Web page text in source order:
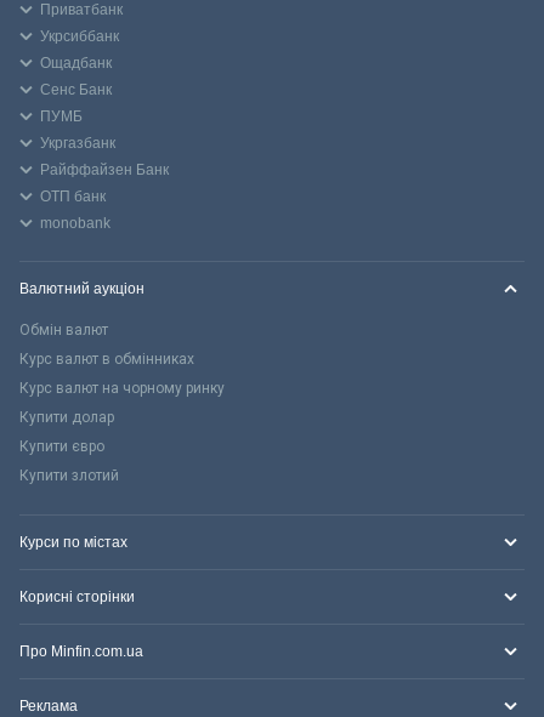
Приватбанк
Укрсиббанк
Ощадбанк
Сенс Банк
ПУМБ
Укргазбанк
Райффайзен Банк
ОТП банк
monobank
Валютний аукціон
Обмін валют
Курс валют в обмінниках
Курс валют на чорному ринку
Купити долар
Купити євро
Купити злотий
Курси по містах
Корисні сторінки
Про Minfin.com.ua
Реклама